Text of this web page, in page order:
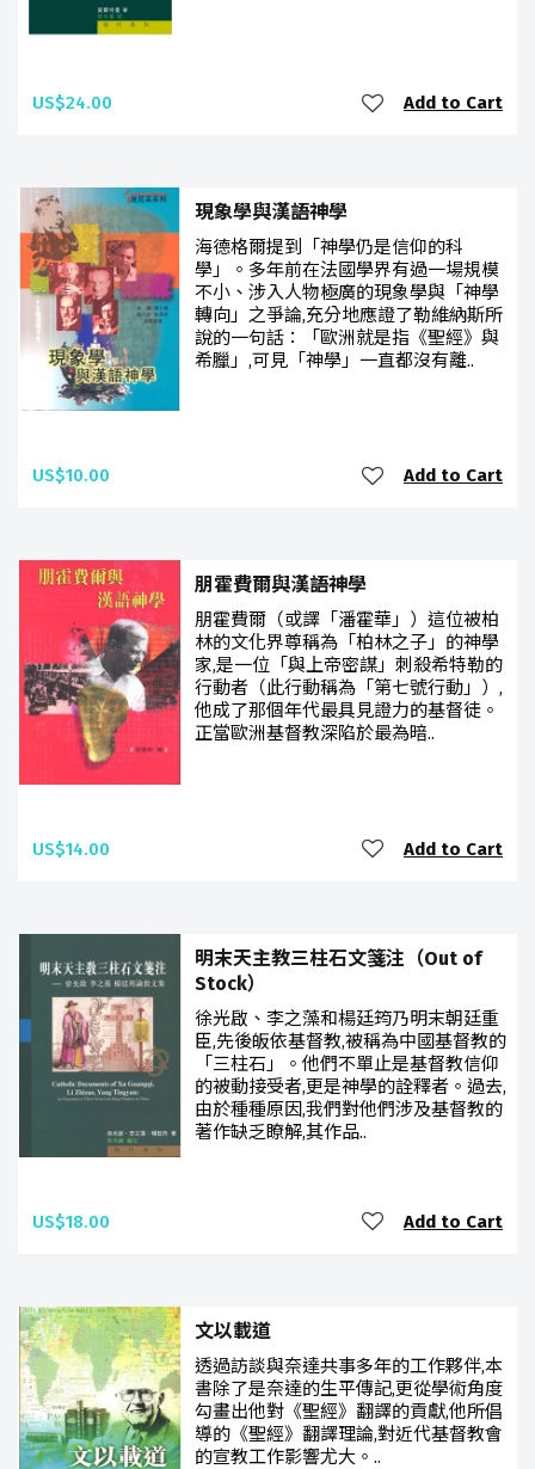
US$24.00 Add to Cart
現象學與漢語神學
海德格爾提到「神學仍是信仰的科
學」。多年前在法國學界有過一場規模
不小、涉入人物極廣的現象學與「神學
轉向」之爭論,充分地應證了勒維納斯所
說的一句話：「歐洲就是指《聖經》與
希臘」,可見「神學」一直都沒有離..
US$10.00 Add to Cart
朋霍費爾與漢語神學
朋霍費爾（或譯「潘霍華」）這位被柏
林的文化界尊稱為「柏林之子」的神學
家,是一位「與上帝密謀」刺殺希特勒的
行動者（此行動稱為「第七號行動」）,
他成了那個年代最具見證力的基督徒。
正當歐洲基督教深陷於最為暗..
US$14.00 Add to Cart
明末天主教三柱石文箋注（Out of
Stock）
徐光啟、李之藻和楊廷筠乃明末朝廷重
臣,先後皈依基督教,被稱為中國基督教的
「三柱石」。他們不單止是基督教信仰
的被動接受者,更是神學的詮釋者。過去,
由於種種原因,我們對他們涉及基督教的
著作缺乏瞭解,其作品..
US$18.00 Add to Cart
文以載道
透過訪談與奈達共事多年的工作夥伴,本
書除了是奈達的生平傳記,更從學術角度
勾畫出他對《聖經》翻譯的貢獻,他所倡
導的《聖經》翻譯理論,對近代基督教會
的宣教工作影響尤大。..